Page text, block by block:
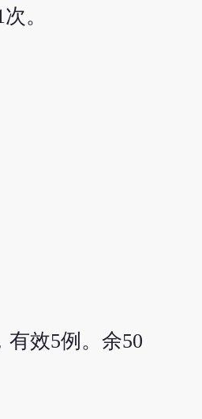
。
有效5例。余50